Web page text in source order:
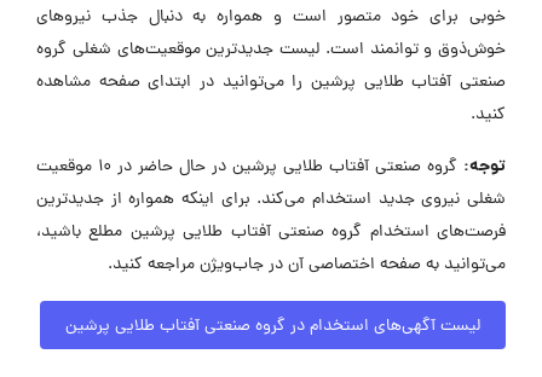
خوبی برای خود متصور است و همواره به دنبال جذب نیروهای
خوش‌ذوق و توانمند است. لیست جدیدترین موقعیت‌های شغلی گروه
صنعتی آفتاب طلایی پرشین را می‌توانید در ابتدای صفحه مشاهده
کنید.
توجه:
گروه صنعتی آفتاب طلایی پرشین در حال حاضر در ۱۰ موقعیت
شغلی نیروی جدید استخدام می‌کند. برای اینکه همواره از جدیدترین
فرصت‌های استخدام گروه صنعتی آفتاب طلایی پرشین مطلع باشید،
می‌توانید به صفحه اختصاصی آن در جاب‌ویژن مراجعه کنید.
لیست آگهی‌های استخدام در گروه صنعتی آفتاب طلایی پرشین